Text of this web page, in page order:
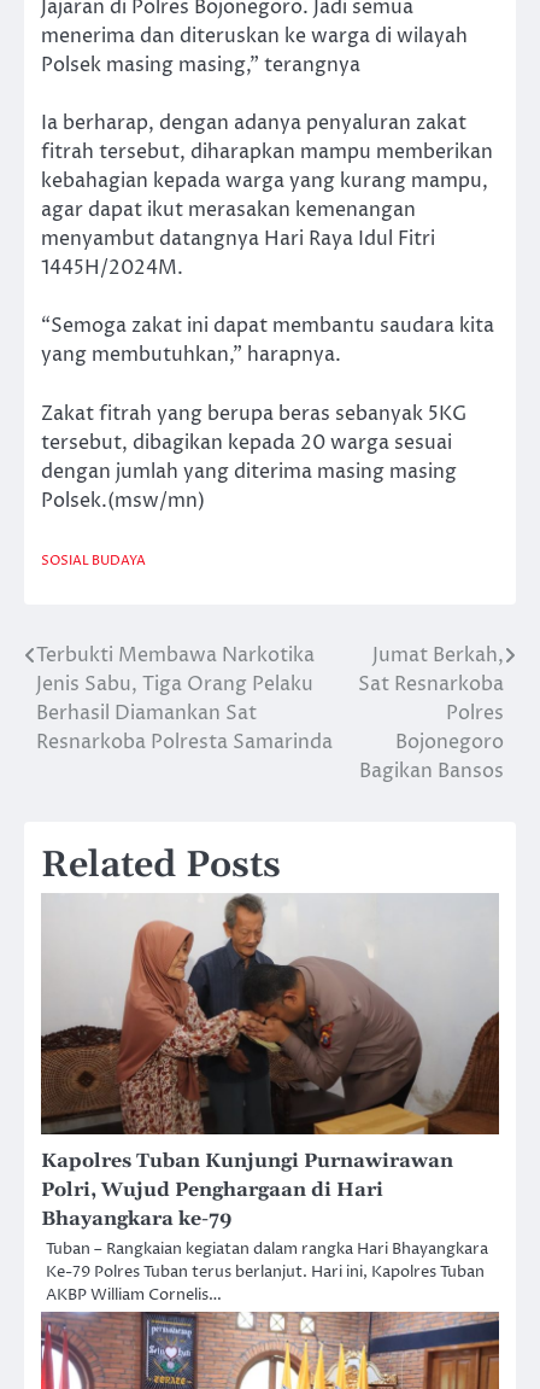
Jajaran di Polres Bojonegoro. Jadi semua
menerima dan diteruskan ke warga di wilayah
Polsek masing masing,” terangnya
Ia berharap, dengan adanya penyaluran zakat
fitrah tersebut, diharapkan mampu memberikan
kebahagian kepada warga yang kurang mampu,
agar dapat ikut merasakan kemenangan
menyambut datangnya Hari Raya Idul Fitri
1445H/2024M.
“Semoga zakat ini dapat membantu saudara kita
yang membutuhkan,” harapnya.
Zakat fitrah yang berupa beras sebanyak 5KG
tersebut, dibagikan kepada 20 warga sesuai
dengan jumlah yang diterima masing masing
Polsek.(msw/mn)
SOSIAL BUDAYA
Navigasi
pos
Terbukti Membawa Narkotika
Jenis Sabu, Tiga Orang Pelaku
Berhasil Diamankan Sat
Resnarkoba Polresta Samarinda
Jumat Berkah,
Sat Resnarkoba
Polres
Bojonegoro
Bagikan Bansos
Related Posts
Kapolres Tuban Kunjungi Purnawirawan
Polri, Wujud Penghargaan di Hari
Bhayangkara ke-79
Tuban – Rangkaian kegiatan dalam rangka Hari Bhayangkara
Ke-79 Polres Tuban terus berlanjut. Hari ini, Kapolres Tuban
AKBP William Cornelis…